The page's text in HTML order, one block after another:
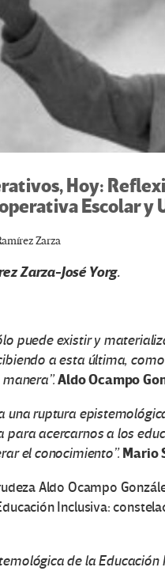
Hoy:
Escolar y
Zarza
Zarza-José Yorg.
puede existir y
a esta última,
Aldo Ocampo
una ruptura
para acercarnos a los
el conocimiento”.Mario
Aldo Ocampo
Inclusiva:
de la